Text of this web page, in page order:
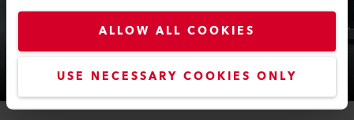
ALLOW ALL COOKIES
USE NECESSARY COOKIES ONLY